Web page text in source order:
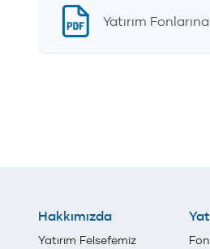
Yatırım
Hakkımızda
Yatırım Felsefemiz